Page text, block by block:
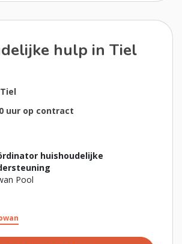
hulp in Tiel
uur op contract
huishoudelijke
Pool